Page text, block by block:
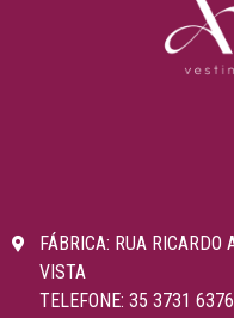
FÁBRICA: RUA
VISTA
TELEFONE: 35 3731 6376